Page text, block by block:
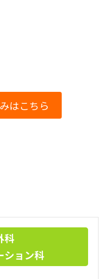
はこちら
科
ション科